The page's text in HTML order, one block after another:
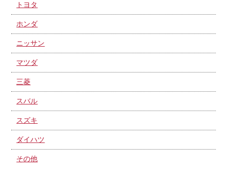
トヨタ
ホンダ
ニッサン
マツダ
三菱
スバル
スズキ
ダイハツ
その他